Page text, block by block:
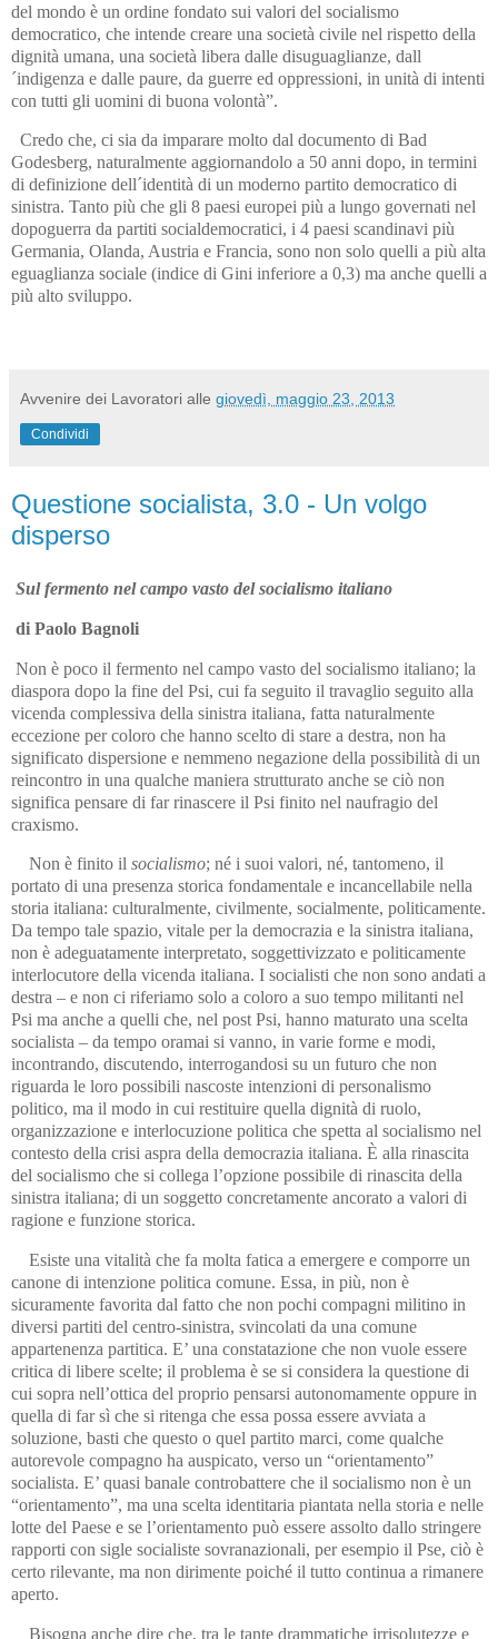
del mondo è un ordine fondato sui valori del socialismo
democratico, che intende creare una società civile nel rispetto della
dignità umana, una società libera dalle disuguaglianze, dall
´indigenza e dalle paure, da guerre ed oppressioni, in unità di intenti
con tutti gli uomini di buona volontà”.
Credo che, ci sia da imparare molto dal documento di Bad
Godesberg, naturalmente aggiornandolo a 50 anni dopo, in termini
di definizione dell´identità di un moderno partito democratico di
sinistra. Tanto più che gli 8 paesi europei più a lungo governati nel
dopoguerra da partiti socialdemocratici, i 4 paesi scandinavi più
Germania, Olanda, Austria e Francia, sono non solo quelli a più alta
eguaglianza sociale (indice di Gini inferiore a 0,3) ma anche quelli a
più alto sviluppo.
Avvenire dei Lavoratori alle giovedì, maggio 23, 2013
Condividi
Questione socialista, 3.0 - Un volgo
disperso
Sul fermento nel campo vasto del socialismo italiano
di Paolo Bagnoli
Non è poco il fermento nel campo vasto del socialismo italiano; la
diaspora dopo la fine del Psi, cui fa seguito il travaglio seguito alla
vicenda complessiva della sinistra italiana, fatta naturalmente
eccezione per coloro che hanno scelto di stare a destra, non ha
significato dispersione e nemmeno negazione della possibilità di un
reincontro in una qualche maniera strutturato anche se ciò non
significa pensare di far rinascere il Psi finito nel naufragio del
craxismo.
Non è finito il socialismo; né i suoi valori, né, tantomeno, il
portato di una presenza storica fondamentale e incancellabile nella
storia italiana: culturalmente, civilmente, socialmente, politicamente.
Da tempo tale spazio, vitale per la democrazia e la sinistra italiana,
non è adeguatamente interpretato, soggettivizzato e politicamente
interlocutore della vicenda italiana. I socialisti che non sono andati a
destra – e non ci riferiamo solo a coloro a suo tempo militanti nel
Psi ma anche a quelli che, nel post Psi, hanno maturato una scelta
socialista – da tempo oramai si vanno, in varie forme e modi,
incontrando, discutendo, interrogandosi su un futuro che non
riguarda le loro possibili nascoste intenzioni di personalismo
politico, ma il modo in cui restituire quella dignità di ruolo,
organizzazione e interlocuzione politica che spetta al socialismo nel
contesto della crisi aspra della democrazia italiana. È alla rinascita
del socialismo che si collega l’opzione possibile di rinascita della
sinistra italiana; di un soggetto concretamente ancorato a valori di
ragione e funzione storica.
Esiste una vitalità che fa molta fatica a emergere e comporre un
canone di intenzione politica comune. Essa, in più, non è
sicuramente favorita dal fatto che non pochi compagni militino in
diversi partiti del centro-sinistra, svincolati da una comune
appartenenza partitica. E’ una constatazione che non vuole essere
critica di libere scelte; il problema è se si considera la questione di
cui sopra nell’ottica del proprio pensarsi autonomamente oppure in
quella di far sì che si ritenga che essa possa essere avviata a
soluzione, basti che questo o quel partito marci, come qualche
autorevole compagno ha auspicato, verso un “orientamento”
socialista. E’ quasi banale controbattere che il socialismo non è un
“orientamento”, ma una scelta identitaria piantata nella storia e nelle
lotte del Paese e se l’orientamento può essere assolto dallo stringere
rapporti con sigle socialiste sovranazionali, per esempio il Pse, ciò è
certo rilevante, ma non dirimente poiché il tutto continua a rimanere
aperto.
Bisogna anche dire che, tra le tante drammatiche irrisolutezze e